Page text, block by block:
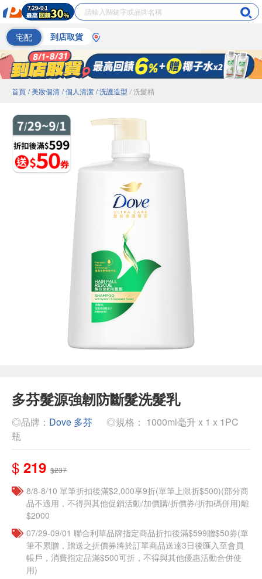
宅配 到店取貨
首頁 / 美妝個清 / 個人清潔 / 洗護造型 / 洗髮精
多芬髮源強韌防斷髮洗髮乳
◎品牌： Dove 多芬
◎規格： 1000ml毫升 x 1 x 1PC
瓶
$ 219 $237
8/8-8/10 單筆折扣後滿$2,000享9折(單筆上限折$500)(部分商
品不適用，不得與其他促銷活動/加價購/折價券/折扣碼併用)離
$2000
07/29-09/01 聯合利華品牌指定商品折扣後滿$599贈$50劵(單
筆不累贈，贈送之折價券將於訂單商品送達3日後匯入至會員
帳戶，消費指定品滿$500可折，不得與其他優惠活動合併使
用)